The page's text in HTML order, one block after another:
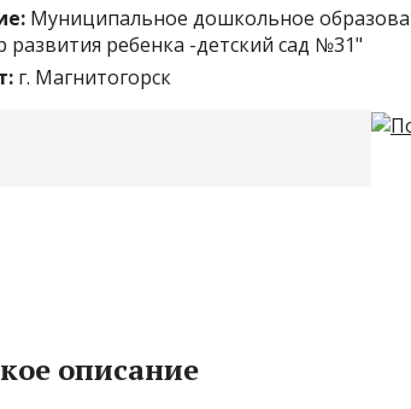
Муниципальное дошкольное
ребенка -детский сад №31"
г. Магнитогорск
описание